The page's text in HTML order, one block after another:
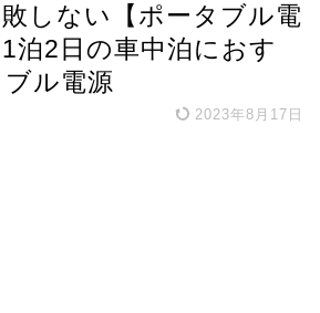
しない【ポータブル電
泊2日の車中泊におす
ル電源
2023年8月17日